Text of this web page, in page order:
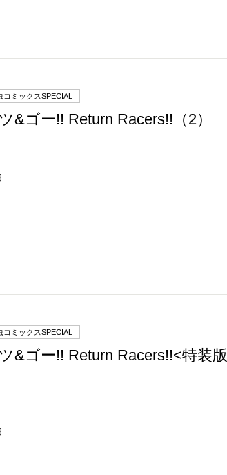
コミックスSPECIAL
&ゴー!! Return Racers!!（2）
コミックスSPECIAL
&ゴー!! Return Racers!!<特装版